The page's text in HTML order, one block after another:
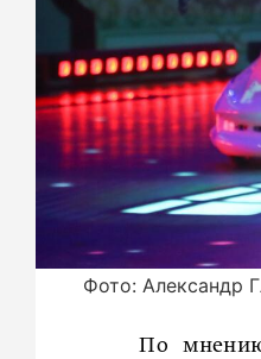
Фото: Александр
По мнению